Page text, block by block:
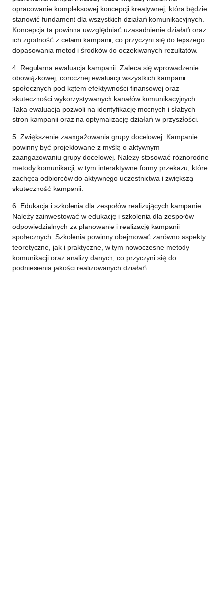
opracowanie kompleksowej koncepcji kreatywnej, która będzie
stanowić fundament dla wszystkich działań komunikacyjnych.
Koncepcja ta powinna uwzględniać uzasadnienie działań oraz
ich zgodność z celami kampanii, co przyczyni się do lepszego
dopasowania metod i środków do oczekiwanych rezultatów.
4. Regularna ewaluacja kampanii: Zaleca się wprowadzenie
obowiązkowej, corocznej ewaluacji wszystkich kampanii
społecznych pod kątem efektywności finansowej oraz
skuteczności wykorzystywanych kanałów komunikacyjnych.
Taka ewaluacja pozwoli na identyfikację mocnych i słabych
stron kampanii oraz na optymalizację działań w przyszłości.
5. Zwiększenie zaangażowania grupy docelowej: Kampanie
powinny być projektowane z myślą o aktywnym
zaangażowaniu grupy docelowej. Należy stosować różnorodne
metody komunikacji, w tym interaktywne formy przekazu, które
zachęcą odbiorców do aktywnego uczestnictwa i zwiększą
skuteczność kampanii.
6. Edukacja i szkolenia dla zespołów realizujących kampanie:
Należy zainwestować w edukację i szkolenia dla zespołów
odpowiedzialnych za planowanie i realizację kampanii
społecznych. Szkolenia powinny obejmować zarówno aspekty
teoretyczne, jak i praktyczne, w tym nowoczesne metody
komunikacji oraz analizy danych, co przyczyni się do
podniesienia jakości realizowanych działań.